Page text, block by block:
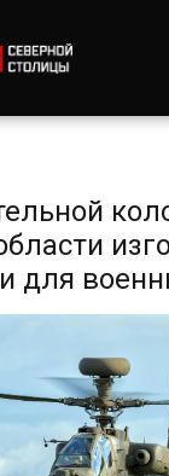
для